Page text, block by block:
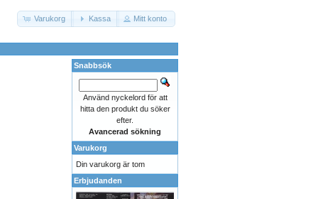
Varukorg Kassa Mitt konto
Snabbsök
Använd nyckelord för att
hitta den produkt du söker
efter.
Avancerad sökning
Varukorg
Din varukorg är tom
Erbjudanden